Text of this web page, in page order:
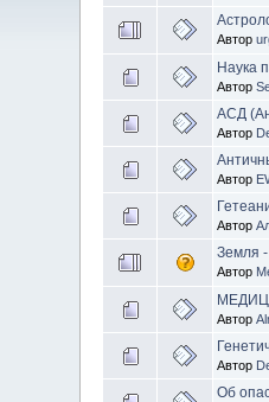
Автор
Наука
Автор
АСД
Автор
Автор
Автор
Земля
Автор
Автор
Автор
Об